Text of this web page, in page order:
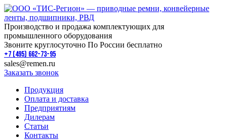
Производство и продажа комплектующих для
промышленного оборудования
Звоните круглосуточно По России бесплатно
+7 (495) 662-73-95
sales@remen.ru
Заказать звонок
Продукция
Оплата и доставка
Предприятиям
Дилерам
Статьи
Контакты